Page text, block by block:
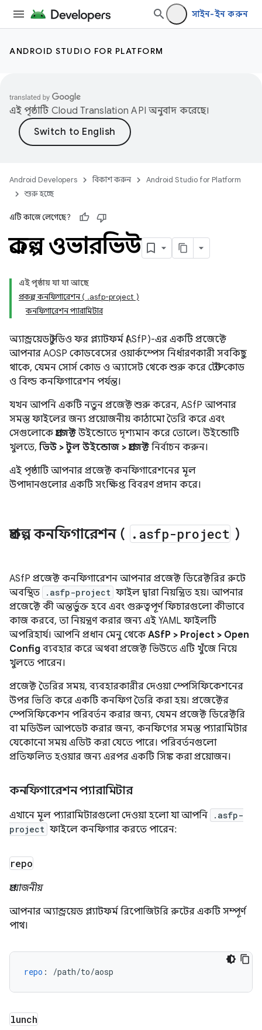
সাইন-ইন করুন
ANDROID STUDIO FOR PLATFORM
এই পৃষ্ঠাটি Cloud Translation API অনুবাদ করেছে।
Android Developers বিকাশ করুন
Android Studio for Platform
শুরু হচ্ছে
এটি কাজে লেগেছে?
প্রকল্প ওভারভিউ
এই পৃষ্ঠায় যা যা আছে
প্রকল্প কনফিগারেশন ( .asfp-project )
কনফিগারেশন প্যারামিটার
অ্যান্ড্রয়েড স্টুডিও ফর প্ল্যাটফর্ম (ASfP)-এর একটি প্রজেক্টে
আপনার AOSP কোডবেসের ওয়ার্কস্পেস নির্ধারণকারী সবকিছু
থাকে, যেমন সোর্স কোড ও অ্যাসেট থেকে শুরু করে টেস্ট কোড
ও বিল্ড কনফিগারেশন পর্যন্ত।
যখন আপনি একটি নতুন প্রজেক্ট শুরু করেন, ASfP আপনার
সমস্ত ফাইলের জন্য প্রয়োজনীয় কাঠামো তৈরি করে এবং
সেগুলোকে প্রজেক্ট উইন্ডোতে দৃশ্যমান করে তোলে। উইন্ডোটি
খুলতে, ভিউ > টুল উইন্ডোজ > প্রজেক্ট নির্বাচন করুন।
এই পৃষ্ঠাটি আপনার প্রজেক্ট কনফিগারেশনের মূল
উপাদানগুলোর একটি সংক্ষিপ্ত বিবরণ প্রদান করে।
প্রকল্প কনফিগারেশন ( . asfp-project )
ASfP প্রজেক্ট কনফিগারেশন আপনার প্রজেক্ট ডিরেক্টরির রুটে
অবস্থিত
.asfp-project ফাইল দ্বারা নিয়ন্ত্রিত হয়। আপনার
প্রজেক্টে কী অন্তর্ভুক্ত হবে এবং গুরুত্বপূর্ণ ফিচারগুলো কীভাবে
কাজ করবে, তা নিয়ন্ত্রণ করার জন্য এই YAML ফাইলটি
অপরিহার্য। আপনি প্রধান মেনু থেকে ASfP > Project > Open
Config ব্যবহার করে অথবা প্রজেক্ট ভিউতে এটি খুঁজে নিয়ে
খুলতে পারেন।
প্রজেক্ট তৈরির সময়, ব্যবহারকারীর দেওয়া স্পেসিফিকেশনের
উপর ভিত্তি করে একটি কনফিগ তৈরি করা হয়। প্রজেক্টের
স্পেসিফিকেশন পরিবর্তন করার জন্য, যেমন প্রজেক্ট ডিরেক্টরি
বা মডিউল আপডেট করার জন্য, কনফিগের সমস্ত প্যারামিটার
যেকোনো সময় এডিট করা যেতে পারে। পরিবর্তনগুলো
প্রতিফলিত হওয়ার জন্য এরপর একটি সিঙ্ক করা প্রয়োজন।
কনফিগারেশন প্যারামিটার
এখানে মূল প্যারামিটারগুলো দেওয়া হলো যা আপনি
.asfp-
project ফাইলে কনফিগার করতে পারেন:
repo
প্রয়োজনীয়
আপনার অ্যান্ড্রয়েড প্ল্যাটফর্ম রিপোজিটরি রুটের একটি সম্পূর্ণ
পাথ।
repo : /path/to/aosp
lunch